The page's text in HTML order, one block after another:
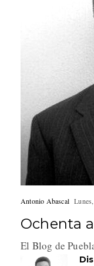
Antonio Abascal
Ochenta
El Blog de